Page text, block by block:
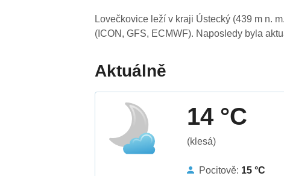
Lovečkovice leží v kraji Ústecký (439 m n.
(ICON, GFS, ECMWF). Naposledy byla
Aktuálně
14 °C
(klesá)
Pocitově: 15 °C